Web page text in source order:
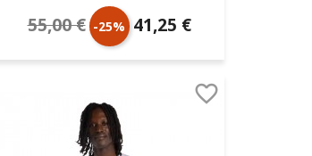
Prix
de
55,00 € -25% Prix
unitaire
41,25 €
